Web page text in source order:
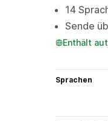
14
Sende
Enthält
Sprachen